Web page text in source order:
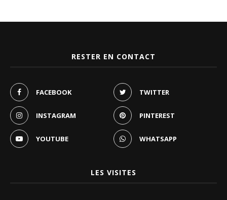
RESTER EN CONTACT
FACEBOOK TWITTER
INSTAGRAM PINTEREST
YOUTUBE WHATSAPP
LES VISITES